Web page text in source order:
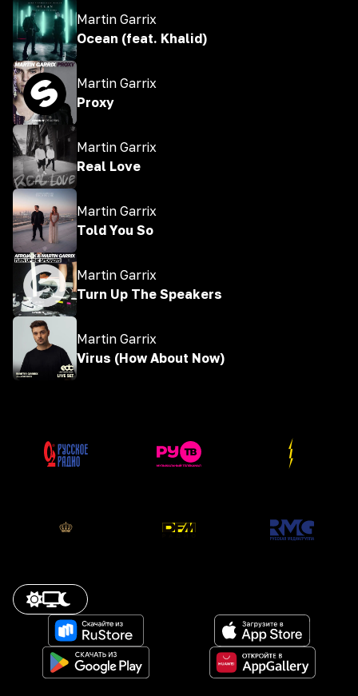
Martin Garrix
Ocean (feat. Khalid)
Martin Garrix
Proxy
Martin Garrix
Real Love
Martin Garrix
Told You So
Martin Garrix
Turn Up The Speakers
Martin Garrix
Virus (How About Now)